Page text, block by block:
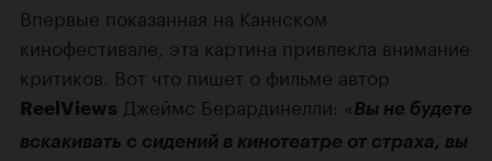
Впервые показанная на Каннском
кинофестивале, эта картина привлекла внимание
критиков. Вот что пишет о фильме автор
ReelViews Джеймс Берардинелли: «Вы не будете
вскакивать с сидений в кинотеатре от страха, вы